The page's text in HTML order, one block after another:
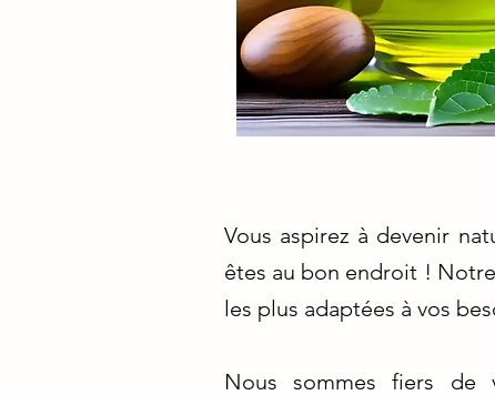
Vous aspirez à devenir
êtes au bon endroit !
les plus adaptées à vos
Nous sommes fiers de